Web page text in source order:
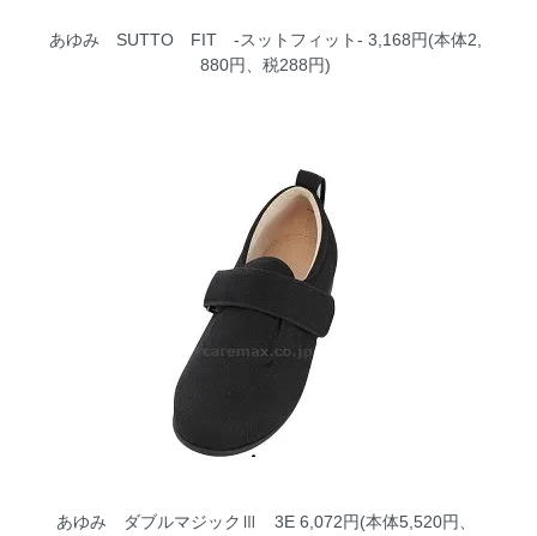
あゆみ SUTTO FIT -スットフィット- 3,168円(本体2,
880円、税288円)
あゆみ ダブルマジックⅢ 3E6,072円(本体5,520円、